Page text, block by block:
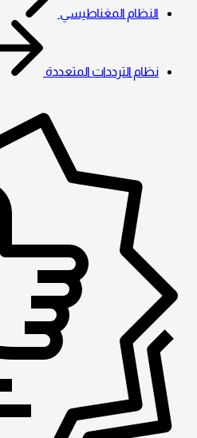
النظام المغناطيسي
نظام الترددات المتعددة